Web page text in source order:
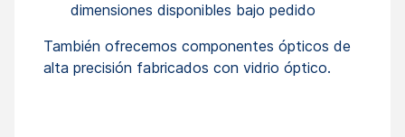
dimensiones disponibles bajo pedido
También ofrecemos componentes ópticos de
alta precisión fabricados con vidrio óptico.